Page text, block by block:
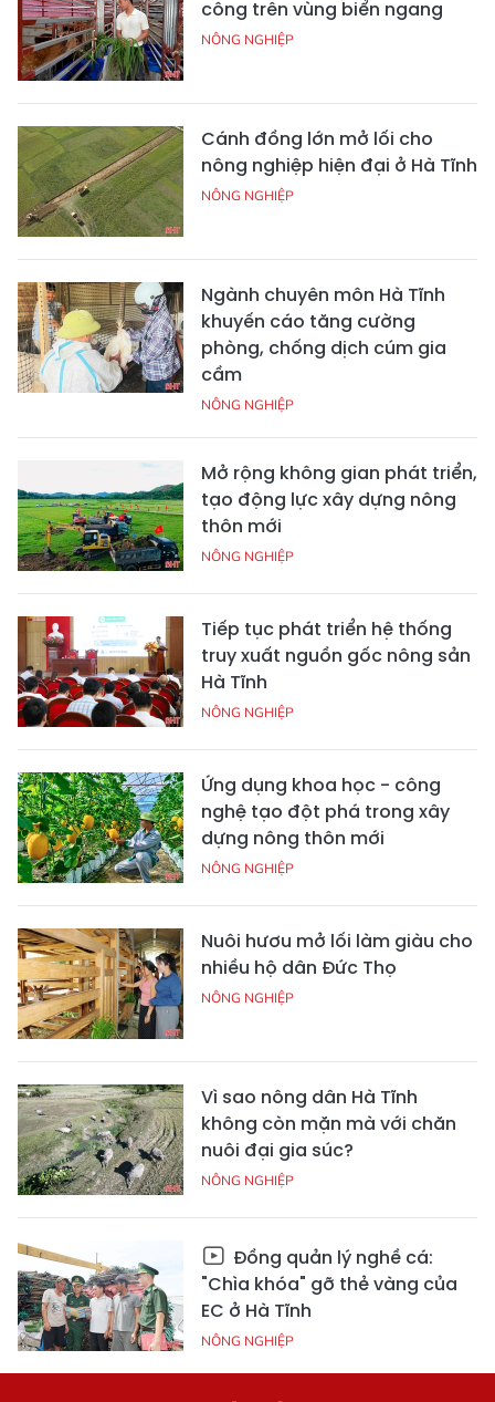
công trên vùng biển ngang
NÔNG NGHIỆP
Cánh đồng lớn mở lối cho
nông nghiệp hiện đại ở Hà Tĩnh
NÔNG NGHIỆP
Ngành chuyên môn Hà Tĩnh
khuyến cáo tăng cường
phòng, chống dịch cúm gia
cầm
NÔNG NGHIỆP
Mở rộng không gian phát triển,
tạo động lực xây dựng nông
thôn mới
NÔNG NGHIỆP
Tiếp tục phát triển hệ thống
truy xuất nguồn gốc nông sản
Hà Tĩnh
NÔNG NGHIỆP
Ứng dụng khoa học - công
nghệ tạo đột phá trong xây
dựng nông thôn mới
NÔNG NGHIỆP
Nuôi hươu mở lối làm giàu cho
nhiều hộ dân Đức Thọ
NÔNG NGHIỆP
Vì sao nông dân Hà Tĩnh
không còn mặn mà với chăn
nuôi đại gia súc?
NÔNG NGHIỆP
Đồng quản lý nghề cá:
"Chìa khóa" gỡ thẻ vàng của
EC ở Hà Tĩnh
NÔNG NGHIỆP